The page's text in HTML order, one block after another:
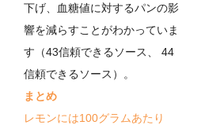
下げ、血糖値に対するパンの影
響を減らすことがわかっていま
す（43信頼できるソース
44
信頼できるソース ）。
まとめ
レモンには100グラムあたり